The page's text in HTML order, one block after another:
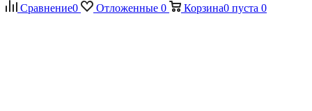
Сравнение0 Отложенные 0 Корзина0 пуста 0